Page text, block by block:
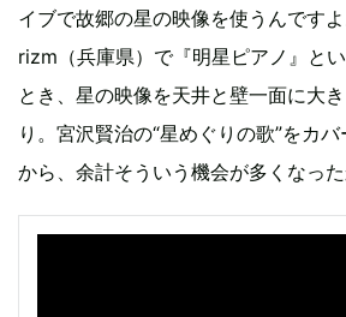
イブで故郷の星の映像を使うんです
rizm（兵庫県）で『明星ピアノ』と
とき、星の映像を天井と壁一面に大
り。宮沢賢治の“星めぐりの歌”をカ
から、余計そういう機会が多くなった